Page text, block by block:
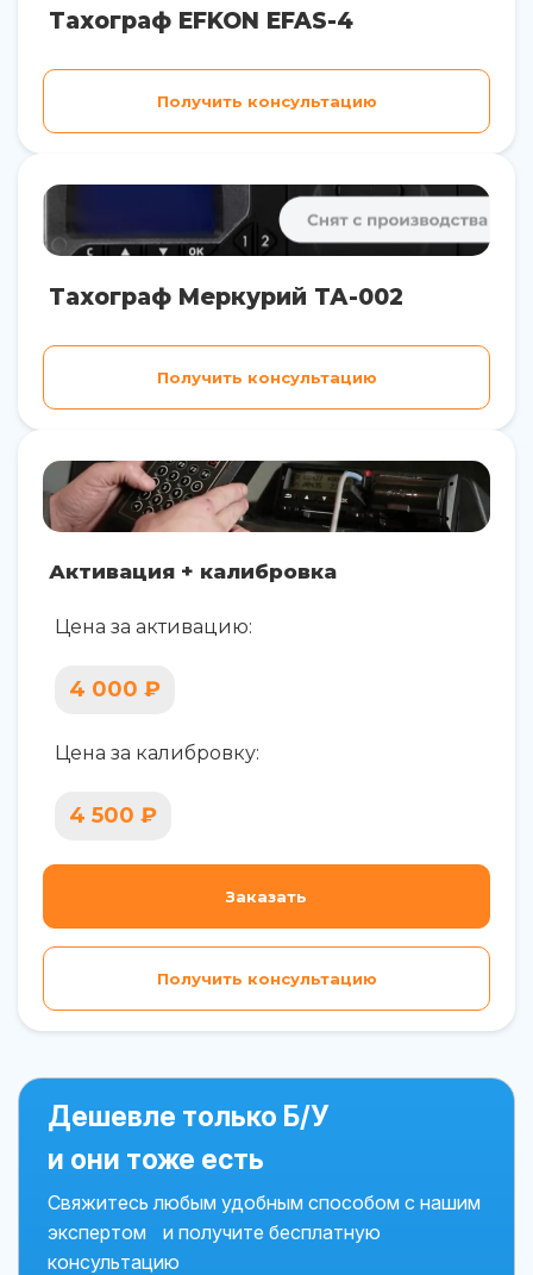
Тахограф EFKON EFAS-4
Получить консультацию
Тахограф Меркурий ТА-002
Получить консультацию
Активация + калибровка
Цена за активацию:
4 000 ₽
Цена за калибровку:
4 500 ₽
Заказать
Получить консультацию
Дешевле только Б/У
и они тоже есть
Свяжитесь любым удобным способом с нашим
экспертом и получите бесплатную
консультацию